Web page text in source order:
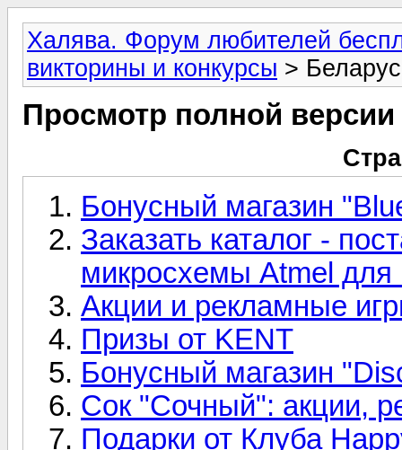
Халява. Форум любителей
викторины и конкурсы >
Просмотр полной
Бонусный магазин
Заказать каталог -
микросхемы Atmel
Акции и рекламные
Призы от KENT
Бонусный магазин
Сок "Сочный": акции,
Подарки от Клуба